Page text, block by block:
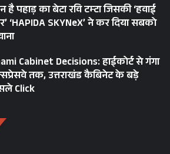
है पहाड़ का बेटा रवि टम्टा जिसकी ‘हवाई
‘HAPIDA SKYNeX’ ने कर दिया सबको
Cabinet Decisions: हाईकोर्ट से गंगा
तक, उत्तराखंड कैबिनेट के बड़े
Click